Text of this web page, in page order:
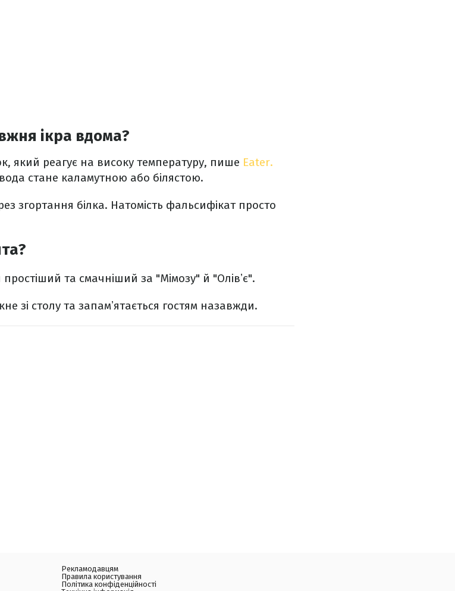
ікра вдома?
який реагує на високу температуру, пише Eater.
стане каламутною або білястою.
згортання білка. Натомість фальсифікат просто
простіший та смачніший за "Мімозу" й "Олівʼє".
зі столу та запамʼятається гостям назавжди.
Рекламодавцям
Правила користування
Політика конфіденційності